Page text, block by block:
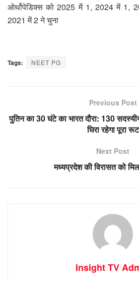
ओर्थोपेडिक्स को 2025 में 1, 2024 में 1,
2021 में 2 ने चुना
Tags: NEET PG
Previous Post
पुतिन का 30 घंटे का भारत दौरा: 130
घिरा रहेगा पूरा रूट
Next Post
मध्यप्रदेश की विरासत को
Insight TV